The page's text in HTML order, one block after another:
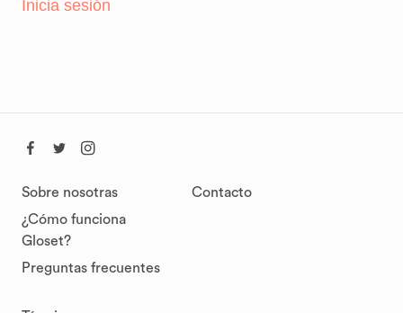
Inicia sesión
Sobre nosotras
¿Cómo funciona
Gloset?
Preguntas frecuentes
Contacto